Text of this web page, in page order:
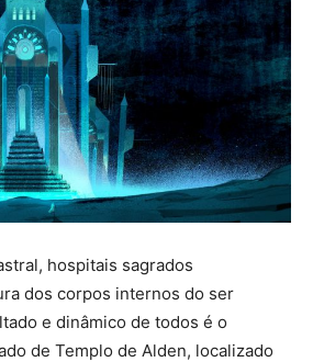
hospitais sagrados
dos corpos internos do ser
e dinâmico de todos é o
de Templo de Alden, localizado